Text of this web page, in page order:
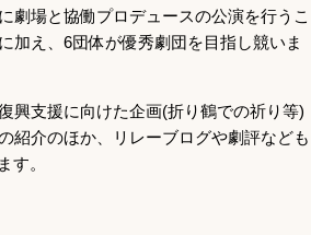
劇場と協働プロデュースの公演を行うこ
加え、6団体が優秀劇団を目指し競いま
興支援に向けた企画(折り鶴での祈り等)
紹介のほか、リレーブログや劇評なども
す。